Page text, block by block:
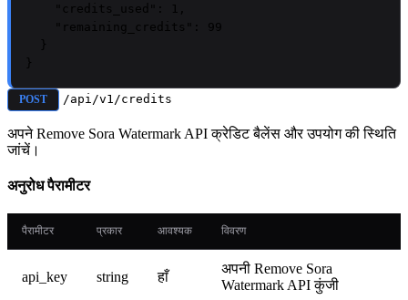
"credits_used" : 1
"remaining_credits" : 99
}
POST /api/v1/credits
अपने Remove Sora Watermark API क्रेडिट बैलेंस और उपयोग की स्थिति
जांचें।
अनुरोध पैरामीटर
पैरामीटर प्रकार आवश्यक विवरण
api_key string हाँ
अपनी Remove Sora
Watermark API कुंजी